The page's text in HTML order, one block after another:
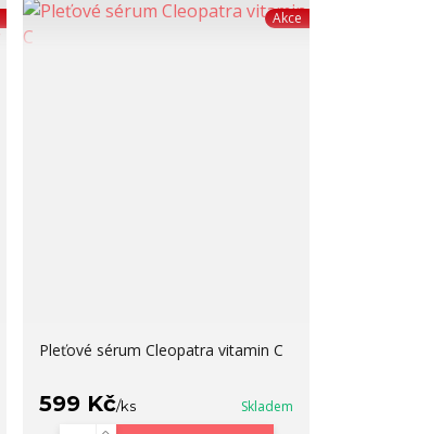
Akce
Pleťové sérum Cleopatra vitamin C
599 Kč/ks Skladem